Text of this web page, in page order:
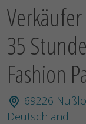
35
Fashion
69226
Deutschland